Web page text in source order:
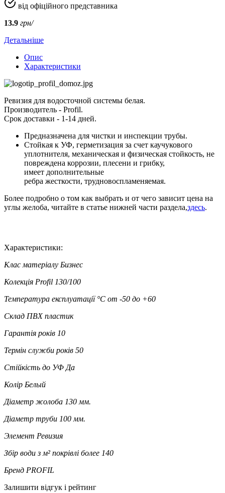
від офіційного представника
13.9 грн/
Детальніше
Опис
Характеристики
Ревизия для водосточной системы белая.
Производитель - Profil.
Срок доставки - 1-14 дней.
Предназначена для чистки и инспекции трубы.
Стойкая к УФ, герметизация за счет каучукового
уплотнителя, механическая и физическая стойкость, не
повреждена коррозии, плесени и грибку,
имеет дополнительные
ребра жесткости, трудновоспламеняемая.
Более подробно о том как выбрать и от чего зависит цена на
углы желоба, читайте в статье нижней части раздела,здесь.
Характеристики:
Клас матеріалу Бизнес
Колекція Profil 130/100
Температура експлуатації °C от -50 до +60
Склад ПВХ пластик
Гарантія років 10
Термін служби років 50
Стійкість до УФ Да
Колір Белый
Діаметр жолоба 130 мм.
Діаметр труби 100 мм.
Элемент Ревизия
Збір води з м² покрівлі более 140
Бренд PROFIL
Залишити відгук і рейтинг